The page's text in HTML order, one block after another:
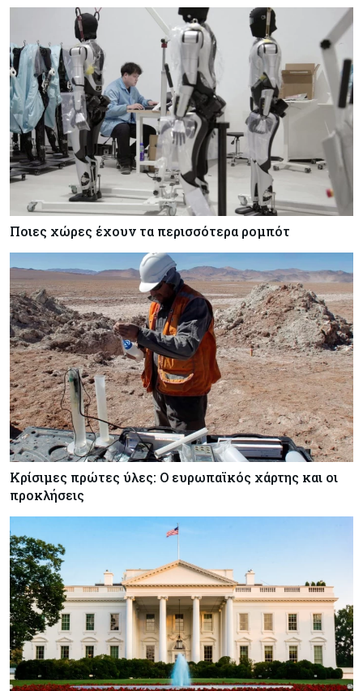
Κόσμος 07-08-2026
Τραμπ: Νέοι δασμοί 15% στο πολυπυρίτιο για
ημιαγωγούς και φωτοβολταϊκά με στόχο την
ενίσχυση της βιομηχανίας
Ποιες χώρες έχουν τα περισσότερα ρομπότ
Κρίσιμες πρώτες ύλες: Ο ευρωπαϊκός χάρτης και οι
προκλήσεις